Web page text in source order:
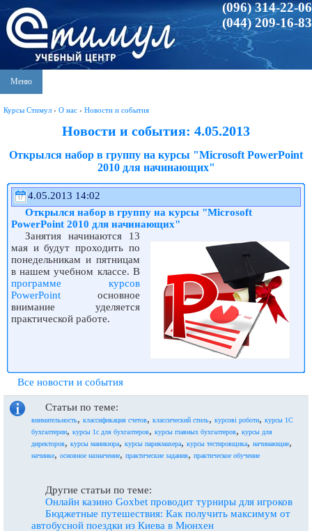
(096) 314-22-06
(044) 209-16-83
Меню
Курсы Стимул › О нас › Новости и события
Новости и события: 4.05.2013
Открылся набор в группу на курсы "Microsoft PowerPoint
2010 для начинающих"
4.05.2013 14:02
Открылся набор в группу на курсы "Microsoft
PowerPoint 2010 для начинающих"
Занятия начинаются 13
мая и будут проходить по
понедельникам и пятницам
в нашем учебном классе. В
программе курсов
PowerPoint основное
внимание уделяется
практической работе.
Все новости и события
Статьи по теме:
внимательность, классификация счетов, классический стиль, курсові роботи, курсы 1С
бухгалтерии, курсы 1с для бухгалтеров, курсы главных бухгалтеров, курсы для
директоров, курсы маникюра, курсы парикмахера, курсы тестировщика, начинающие,
начинке, основное назначение, практические задания, практическое обучение
Другие статьи по теме:
Онлайн казино Goxbet проводит турниры для игроков
Бюджетные путешествия: Как получить максимум от
автобусной поездки из Киева в Мюнхен